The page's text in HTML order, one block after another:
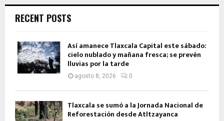
RECENT POSTS
Así amanece Tlaxcala Capital este sábado:
cielo nublado y mañana fresca; se prevén
lluvias por la tarde
agosto 8, 2026 0
Tlaxcala se sumó a la Jornada Nacional de
Reforestación desde Atltzayanca